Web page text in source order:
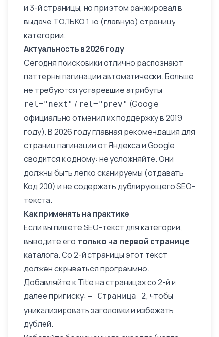
и 3-й страницы, но при этом ранжировал в
выдаче ТОЛЬКО 1-ю (главную) страницу
категории.
Актуальность в 2026 году
Сегодня поисковики отлично распознают
паттерны пагинации автоматически. Больше
не требуются устаревшие атрибуты
rel="next" / rel="prev" (Google
официально отменил их поддержку в 2019
году). В 2026 году главная рекомендация для
страниц пагинации от Яндекса и Google
сводится к одному: не усложняйте. Они
должны быть легко сканируемы (отдавать
Код 200) и не содержать дублирующего SEO-
текста.
Как применять на практике
Если вы пишете SEO-текст для категории,
выводите его только на первой странице
каталога. Со 2-й страницы этот текст
должен скрываться программно.
Добавляйте к Title на страницах со 2-й и
далее приписку: — Страница 2, чтобы
уникализироватьзаголовкии избежать
дублей.